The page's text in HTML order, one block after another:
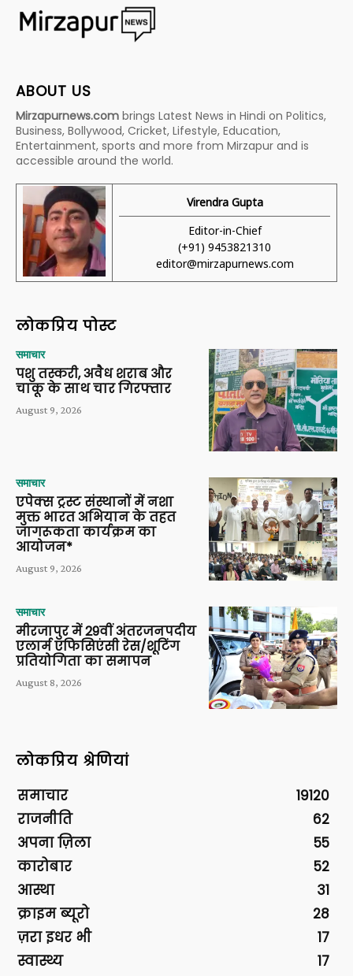
ABOUT US
Mirzapurnews.com brings Latest News in Hindi on Politics,
Business, Bollywood, Cricket, Lifestyle, Education,
Entertainment, sports and more from Mirzapur and is
accessible around the world.
Virendra Gupta
Editor-in-Chief
(+91) 9453821310
editor@mirzapurnews.com
लोकप्रिय पोस्ट
समाचार
पशु तस्करी, अवैध शराब और
चाकू के साथ चार गिरफ्तार
August 9, 2026
समाचार
एपेक्स ट्रस्ट संस्थानों में नशा
मुक्त भारत अभियान के तहत
जागरूकता कार्यक्रम का
आयोजन*
August 9, 2026
समाचार
मीरजापुर में 29वीं अंतरजनपदीय
एलार्म एफिसिएंसी रेस/शूटिंग
प्रतियोगिता का समापन
August 8, 2026
लोकप्रिय श्रेणियां
समाचार
19120
राजनीति
62
अपना ज़िला
55
कारोबार
52
आस्था
31
क्राइम ब्यूरो
28
ज़रा इधर भी
17
स्वास्थ्य
17